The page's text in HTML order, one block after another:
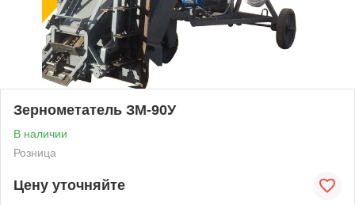
Зернометатель ЗМ-90У
В наличии
Розница
Цену уточняйте